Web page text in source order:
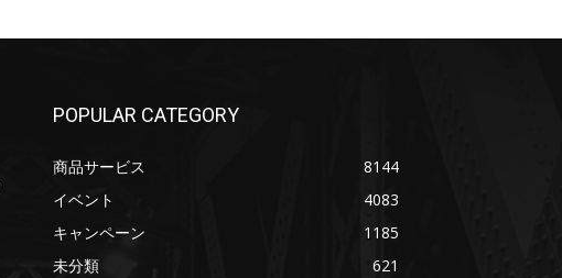
POPULAR CATEGORY
商品サービス
8144
イベント
4083
キャンペーン
1185
未分類
621